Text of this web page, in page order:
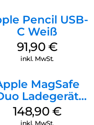
Pencil USB-
C Weiß
91,90 €
inkl. MwSt.
MagSafe
Ladegerät
Weiß
148,90 €
inkl. MwSt.